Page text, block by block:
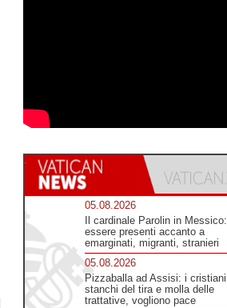
05.08.2026
Il cardinale Parolin in Messico:
essere presenti accanto a
emarginati, migranti, stranieri
05.08.2026
Pizzaballa ad Assisi: i cristiani
stanchi del tira e molla delle
trattative, vogliono pace